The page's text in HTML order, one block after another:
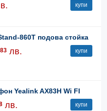
купи
860T подова стойка
83 лв. купи
Yealink AX83H Wi FI
лв. купи